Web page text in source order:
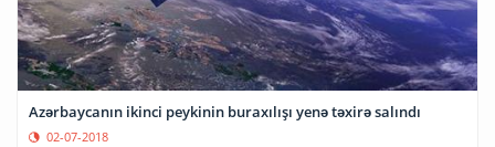
Azərbaycanın ikinci peykinin buraxılışı yenə təxirə salındı
02-07-2018